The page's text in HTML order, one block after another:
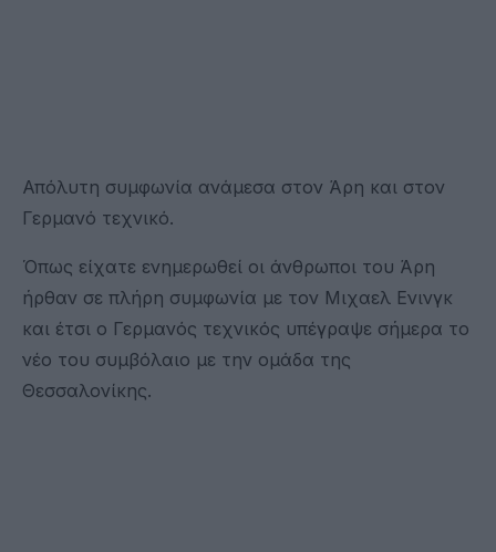
Απόλυτη συμφωνία ανάμεσα στον Άρη και στον
Γερμανό τεχνικό.
Όπως είχατε ενημερωθεί οι άνθρωποι του Άρη
ήρθαν σε πλήρη συμφωνία με τον Μιχαελ Ενινγκ
και έτσι ο Γερμανός τεχνικός υπέγραψε σήμερα το
νέο του συμβόλαιο με την ομάδα της
Θεσσαλονίκης.